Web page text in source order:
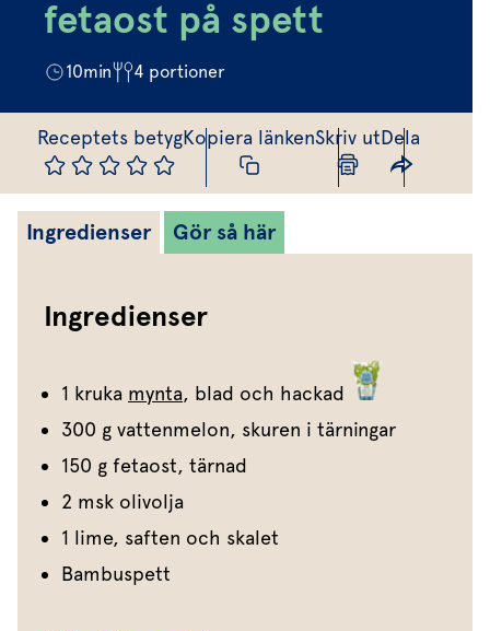
Dressing
Marinad
Timjan
Allt om sallat
Vårt sortiment
Våra färska örter
Fixa vinägretten
fetaost på spett
10min 4 portioner
Receptets betygKopiera länkenSkriv utDela
Ingredienser Gör så här
Ingredienser
1 kruka mynta, blad och hackad
300 g vattenmelon, skuren i tärningar
150 g fetaost, tärnad
2 msk olivolja
1 lime, saften och skalet
Bambuspett